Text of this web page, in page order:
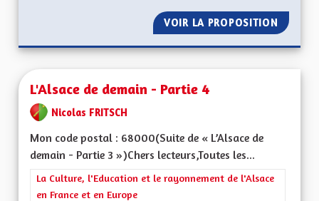
VOIR LA PROPOSITION
L'Alsace de demain - Partie 4
Nicolas FRITSCH
Mon code postal : 68000(Suite de « L’Alsace de
demain - Partie 3 »)Chers lecteurs,Toutes les...
Filtrer les résultats de la catégorie : La Culture, l'Education et
La Culture, l'Education et le rayonnement de l'Alsace
en France et en Europe